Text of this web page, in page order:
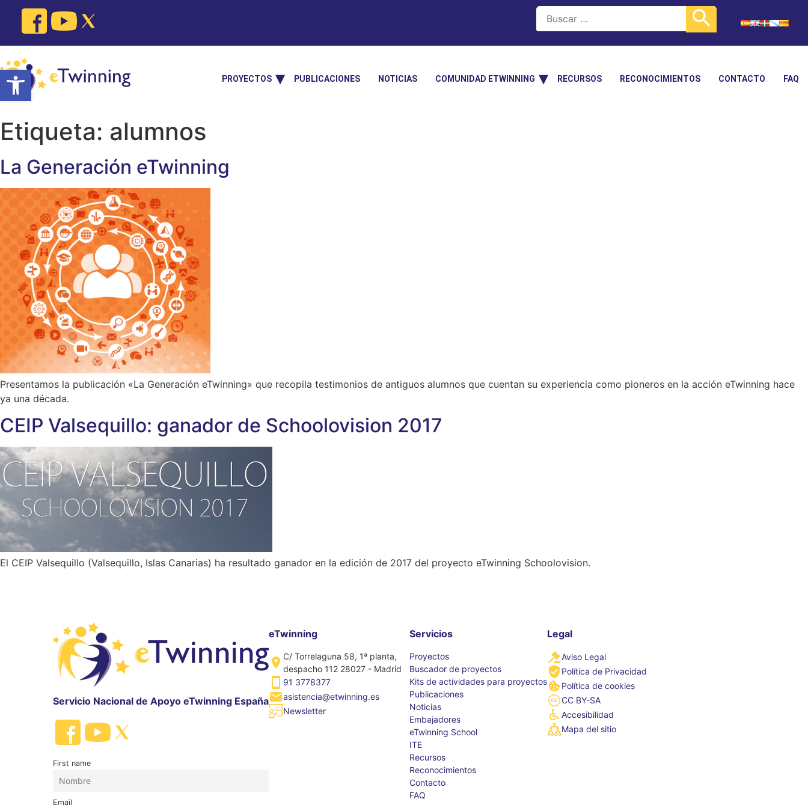
Open toolbar
content
PROYECTOS PUBLICACIONES NOTICIAS COMUNIDAD ETWINNING RECURSOS RECONOCIMIENTOS CONTACTO FAQ
Etiqueta: alumnos
La Generación eTwinning
Presentamos la publicación «La Generación eTwinning» que recopila testimonios de antiguos alumnos que cuentan su experiencia como pioneros en la acción eTwinning hace
ya una década.
CEIP Valsequillo: ganador de Schoolovision 2017
El CEIP Valsequillo (Valsequillo, Islas Canarias) ha resultado ganador en la edición de 2017 del proyecto eTwinning Schoolovision.
Servicio Nacional de Apoyo eTwinning España
First name
Email
eTwinning
C/ Torrelaguna 58, 1ª planta,
despacho 112 28027 - Madrid
91 3778377
asistencia@etwinning.es
Newsletter
Servicios
Proyectos
Buscador de proyectos
Kits de actividades para proyectos
Publicaciones
Noticias
Embajadores
eTwinning School
ITE
Recursos
Reconocimientos
Contacto
FAQ
Legal
Aviso Legal
Política de Privacidad
Política de cookies
CC BY-SA
Accesibilidad
Mapa del sitio